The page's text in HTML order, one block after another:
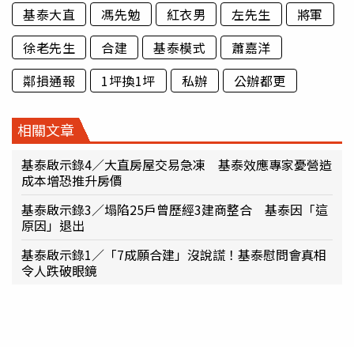
基泰大直 馮先勉 紅衣男 左先生
將軍
徐老先生
合建 基泰模式
蕭嘉洋
鄰損通報
1坪換1坪 私辦 公辦都更
相關文章
基泰啟示錄4／大直房屋交易急凍 基泰效應專家憂營造
成本增恐推升房價
基泰啟示錄3／塌陷25戶曾歷經3建商整合 基泰因「這
原因」退出
基泰啟示錄1／「7成願合建」沒說謊！基泰慰問會真相
令人跌破眼鏡